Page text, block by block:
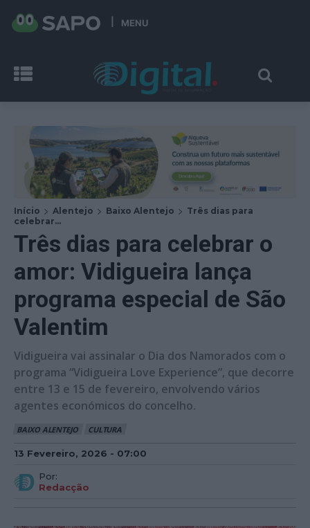
MENU
Início Alentejo Baixo Alentejo
Três dias para
celebrar...
Três dias para celebrar o
amor: Vidigueira lança
programa especial de São
Valentim
Vidigueira vai assinalar o Dia dos Namorados com o
programa “Vidigueira Love Experience”, que decorre
entre 13 e 15 de fevereiro, envolvendo vários
agentes económicos do concelho.
BAIXO ALENTEJO CULTURA
13 Fevereiro, 2026 - 07:00
Por:
Redacção